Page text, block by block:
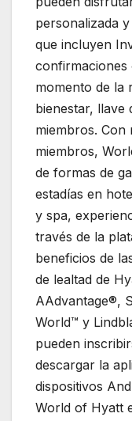
personalizada
que incluyen
confirmaciones
momento de la
bienestar, llave
miembros. Con
miembros,
de formas de
estadías en
y spa,
través de la
beneficios de
de lealtad de
AAdvantage®,
World™ y
pueden
descargar la
dispositivos
World of Hyatt